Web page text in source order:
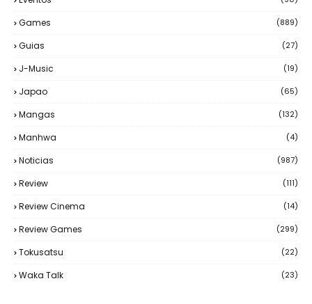
Games (889)
Guias (27)
J-Music (19)
Japao (65)
Mangas (132)
Manhwa (4)
Noticias (987)
Review (111)
Review Cinema (14)
Review Games (299)
Tokusatsu (22)
Waka Talk (23)